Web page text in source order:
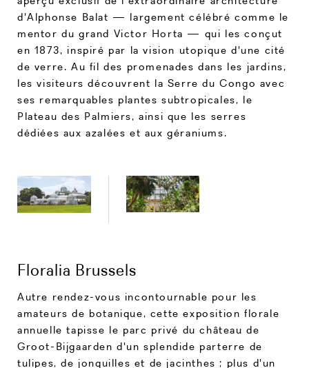
d'Alphonse Balat — largement célébré comme le
mentor du grand Victor Horta — qui les conçut
en 1873, inspiré par la vision utopique d'une cité
de verre. Au fil des promenades dans les jardins,
les visiteurs découvrent la Serre du Congo avec
ses remarquables plantes subtropicales, le
Plateau des Palmiers, ainsi que les serres
dédiées aux azalées et aux géraniums.
Floralia Brussels
Autre rendez-vous incontournable pour les
amateurs de botanique, cette exposition florale
annuelle tapisse le parc privé du château de
Groot-Bijgaarden d'un splendide parterre de
tulipes, de jonquilles et de jacinthes ; plus d'un